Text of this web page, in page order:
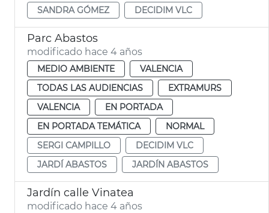
SANDRA GÓMEZ
DECIDIM VLC
Parc Abastos
modificado hace 4 años
MEDIO AMBIENTE
VALENCIA
TODAS LAS AUDIENCIAS
EXTRAMURS
VALENCIA
EN PORTADA
EN PORTADA TEMÁTICA
NORMAL
SERGI CAMPILLO
DECIDIM VLC
JARDÍ ABASTOS
JARDÍN ABASTOS
Jardín calle Vinatea
modificado hace 4 años